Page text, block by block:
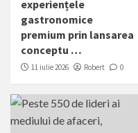
experiențele
gastronomice
premium prin lansarea
conceptu …
11 iulie 2026 Robert 0